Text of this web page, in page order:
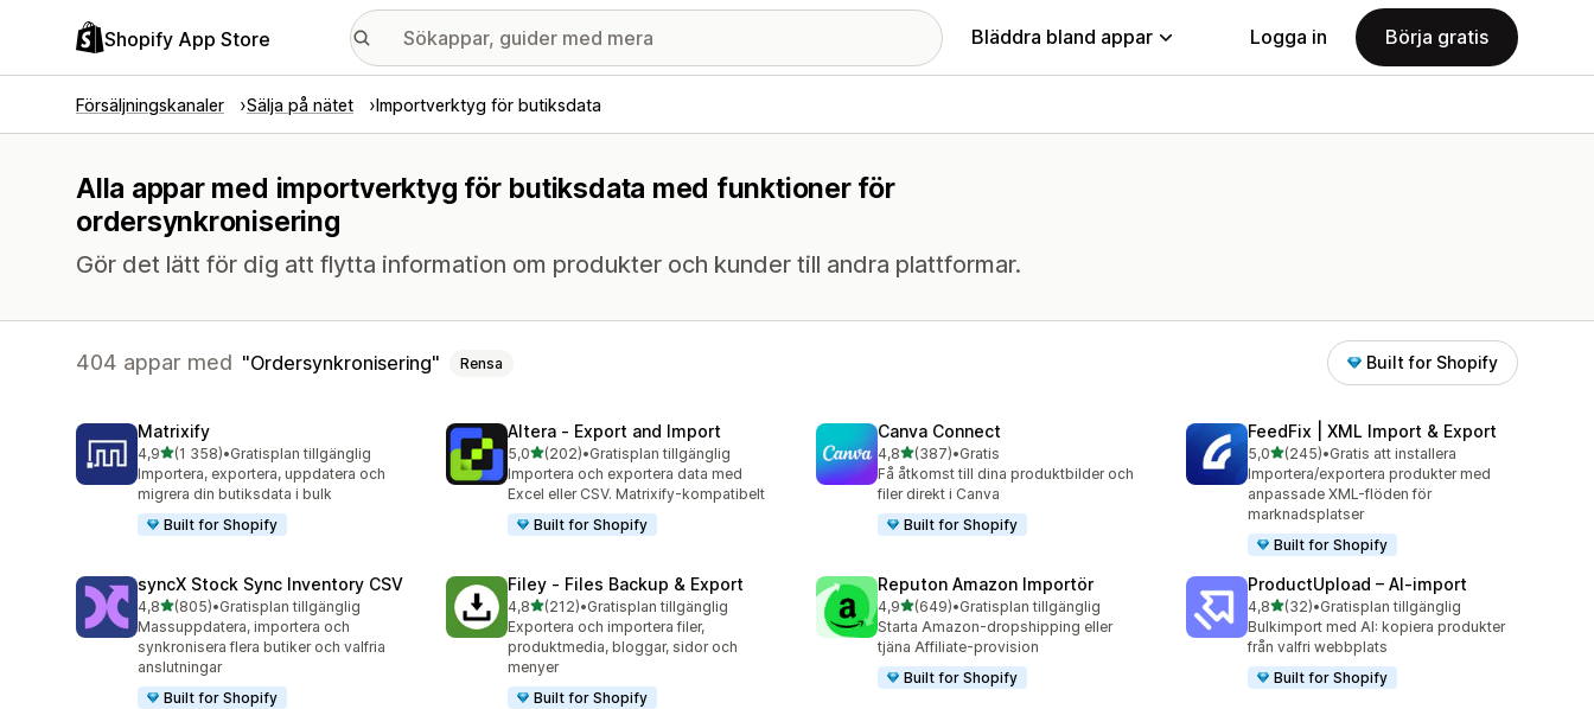
Shopify App Store Bläddra bland appar Logga in Börja gratis
Försäljningskanaler Sälja på nätet Importverktyg för butiksdata
Alla appar med importverktyg för butiksdata med funktioner för
ordersynkronisering
Gör det lätt för dig att flytta information om produkter och kunder till andra plattformar.
404 appar med Ordersynkronisering Rensa Built for Shopify
Matrixify
4,9av 5 stjärnor
(1 358)
1358 recensioner totalt
•Gratisplan tillgänglig
Importera, exportera, uppdatera och
migrera din butiksdata i bulk
Built for Shopify
Altera ‑ Export and Import
5,0av 5 stjärnor
(202)
202 recensioner totalt
•Gratisplan tillgänglig
Importera och exportera data med
Excel eller CSV. Matrixify-kompatibelt
Built for Shopify
Canva Connect
4,8av 5 stjärnor
(387)
387 recensioner totalt
•Gratis
Få åtkomst till dina produktbilder och
filer direkt i Canva
Built for Shopify
FeedFix | XML Import & Export
5,0av 5 stjärnor
(245)
245 recensioner totalt
•Gratis att installera
Importera/exportera produkter med
anpassade XML-flöden för
marknadsplatser
Built for Shopify
syncX Stock Sync Inventory CSV
4,8av 5 stjärnor
(805)
805 recensioner totalt
•Gratisplan tillgänglig
Massuppdatera, importera och
synkronisera flera butiker och valfria
anslutningar
Built for Shopify
Filey ‑ Files Backup & Export
4,8av 5 stjärnor
(212)
212 recensioner totalt
•Gratisplan tillgänglig
Exportera och importera filer,
produktmedia, bloggar, sidor och
menyer
Built for Shopify
Reputon Amazon Importör
4,9av 5 stjärnor
(649)
649 recensioner totalt
•Gratisplan tillgänglig
Starta Amazon-dropshipping eller
tjäna Affiliate-provision
Built for Shopify
ProductUpload – AI‑import
4,8av 5 stjärnor
(32)
32 recensioner totalt
•Gratisplan tillgänglig
Bulkimport med AI: kopiera produkter
från valfri webbplats
Built for Shopify